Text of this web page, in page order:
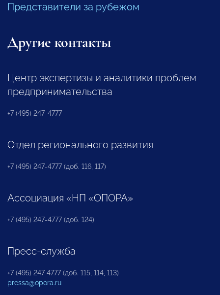
Представители за рубежом
Другие контакты
Центр экспертизы и аналитики проблем
предпринимательства
+7 (495) 247-4777
Отдел регионального развития
+7 (495) 247-4777 (доб. 116, 117)
Ассоциация «НП «ОПОРА»
+7 (495) 247-4777 (доб. 124)
Пресс-служба
+7 (495) 247 4777 (доб. 115, 114, 113)
pressa@opora.ru